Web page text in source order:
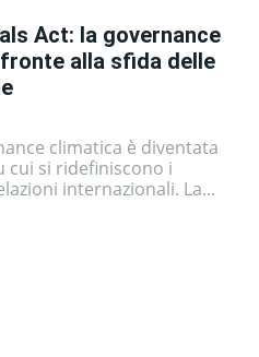
Act: la governance
alla sfida delle
climatica è diventata
cui si ridefiniscono i
internazionali. La...